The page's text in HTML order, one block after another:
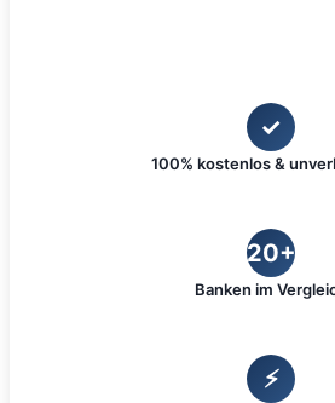
✓
100% kostenlos &
20+
Banken im
⚡